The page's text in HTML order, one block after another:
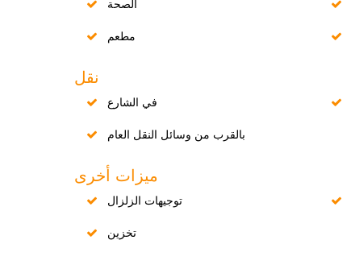
الصحة
مطعم
نقل
في الشارع
بالقرب من وسائل النقل العام
ميزات أخرى
توجيهات الزلزال
تخزين